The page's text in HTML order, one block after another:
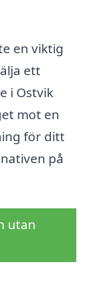
en viktig
ett
i Ostvik
mot en
för ditt
på
utan